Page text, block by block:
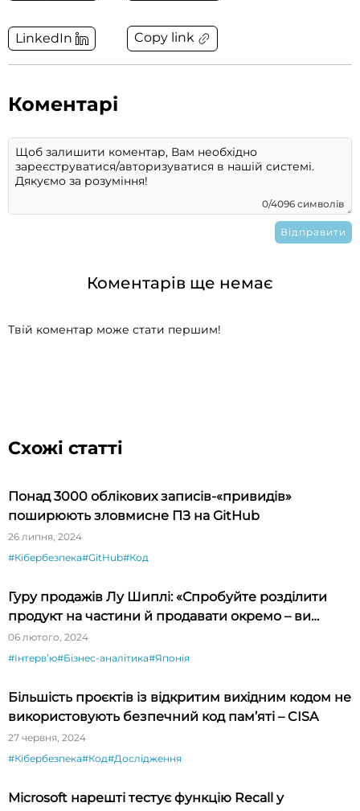
LinkedIn Copy link
Коментарі
0/4096 символів
Коментарів ще немає
Твій коментар може стати першим!
Схожі статті
Понад 3000 облікових записів-«привидів»
поширюють зловмисне ПЗ на GitHub
26 липня, 2024
#Кібербезпека#GitHub#Код
Гуру продажів Лу Шиплі: «Спробуйте розділити
продукт на частини й продавати окремо – ви
будете вражені»
06 лютого, 2024
#Інтервʼю#Бізнес-аналітика#Японія
Більшість проєктів із відкритим вихідним кодом не
використовують безпечний код пам’яті – CISA
27 червня, 2024
#Кібербезпека#Код#Дослідження
Microsoft нарешті тестує функцію Recall у